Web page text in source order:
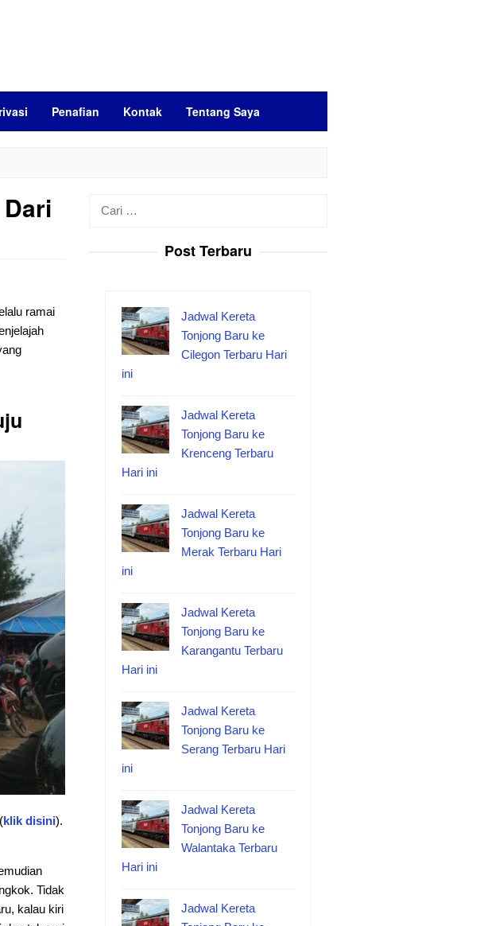
Penafian Kontak Tentang Saya
ramai
klik disini).
Tidak
kalau kiri
Post Terbaru
Jadwal Kereta
Tonjong Baru ke
Cilegon Terbaru Hari
ini
Jadwal Kereta
Tonjong Baru ke
Krenceng Terbaru
Hari ini
Jadwal Kereta
Tonjong Baru ke
Merak Terbaru Hari
ini
Jadwal Kereta
Tonjong Baru ke
Karangantu Terbaru
Hari ini
Jadwal Kereta
Tonjong Baru ke
Serang Terbaru Hari
ini
Jadwal Kereta
Tonjong Baru ke
Walantaka Terbaru
Hari ini
Jadwal Kereta